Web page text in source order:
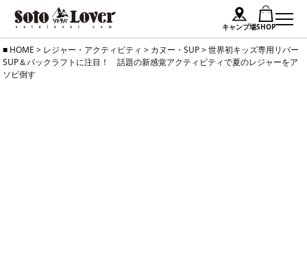
キャンプ場SHOP
Skip
to
HOME > レジャー・アクティビティ > カヌー・SUP>世界初キッズ専用リバー
SUP＆パックラフトに注目！ 話題の新感覚アクティビティで夏のレジャーをア
ソビ倒す